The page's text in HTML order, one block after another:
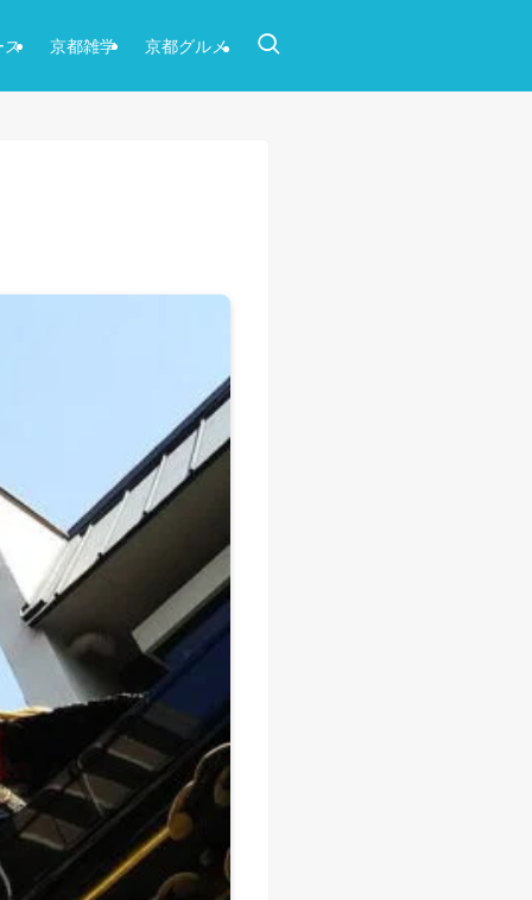
ス 京都雑学 京都グルメ